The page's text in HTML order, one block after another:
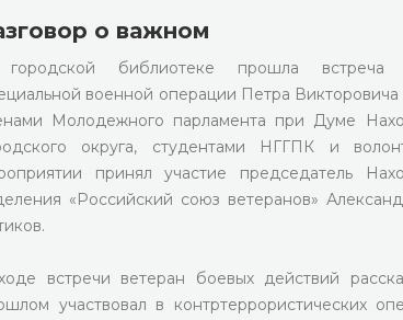
о важном
библиотеке прошла встреча
военной операции Петра
Молодежного парламента при Думе
округа, студентами НГГПК и
принял участие председатель
«Российский союз ветеранов»
встречи ветеран боевых действий
участвовал в контртеррористических